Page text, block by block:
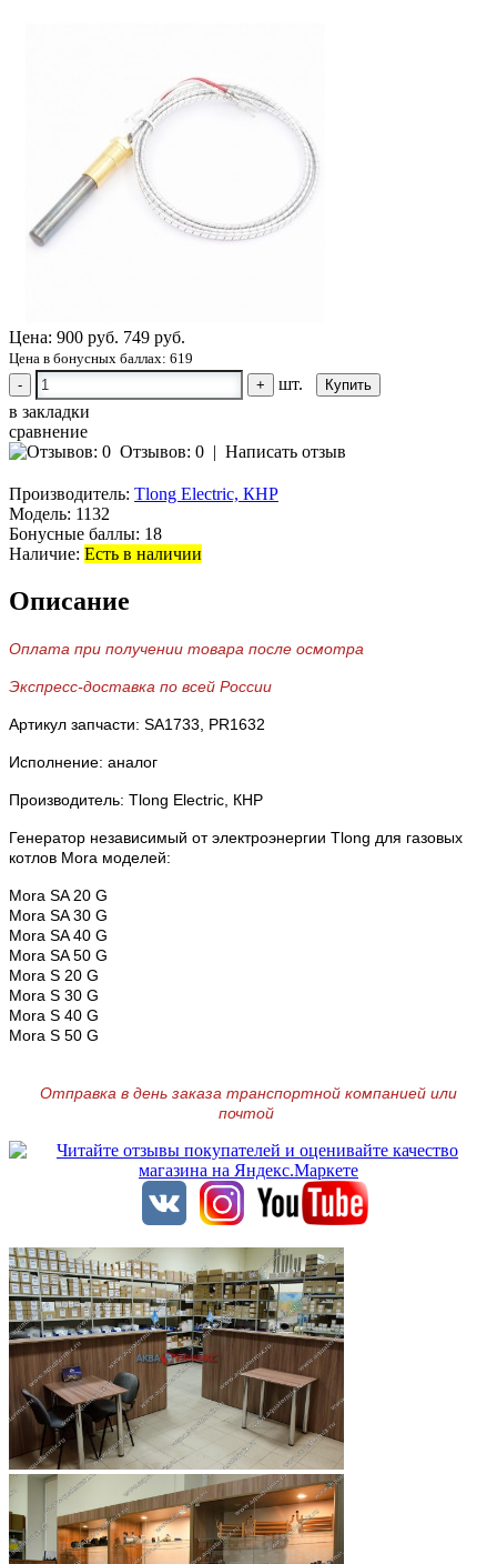
Цена: 900 руб. 749 руб.
Цена в бонусных баллах: 619
-
+
шт.
в закладки
сравнение
Отзывов: 0 | Написать отзыв
Производитель: Tlong Electric, КНР
Модель: 1132
Бонусные баллы: 18
Наличие: Есть в наличии
Описание
Оплата при получении товара после осмотра
Экспресс-доставка по всей России
Артикул запчасти: SA1733, PR1632
Исполнение: аналог
Производитель: Tlong Electric, КНР
Генератор независимый от электроэнергии Tlong для газовых
котлов Mora моделей:
Mora SA 20 G
Mora SA 30 G
Mora SA 40 G
Mora SA 50 G
Mora S 20 G
Mora S 30 G
Mora S 40 G
Mora S 50 G
Отправка в день заказа транспортной компанией или
почтой